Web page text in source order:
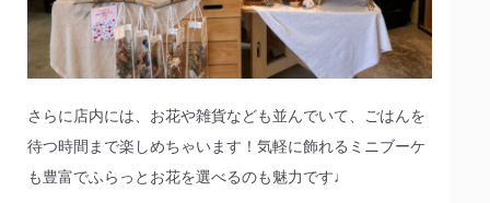
さらに店内には、お花や雑貨なども並んでいて、ごはんを
待つ時間まで楽しめちゃいます！気軽に飾れるミニブーケ
も豊富でふらっとお花を選べるのも魅力です♩